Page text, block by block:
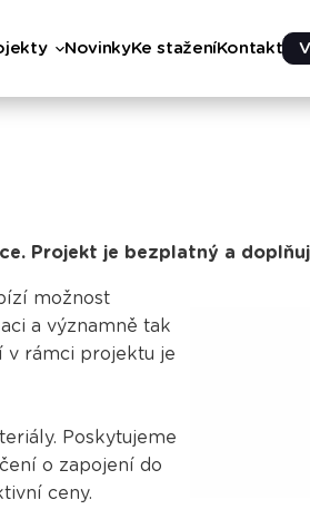
NovinkyKe staženíKontakt
Projekt je bezplatný a
možnost
a významně tak
v rámci projektu je
Poskytujeme
o zapojení do
ceny.